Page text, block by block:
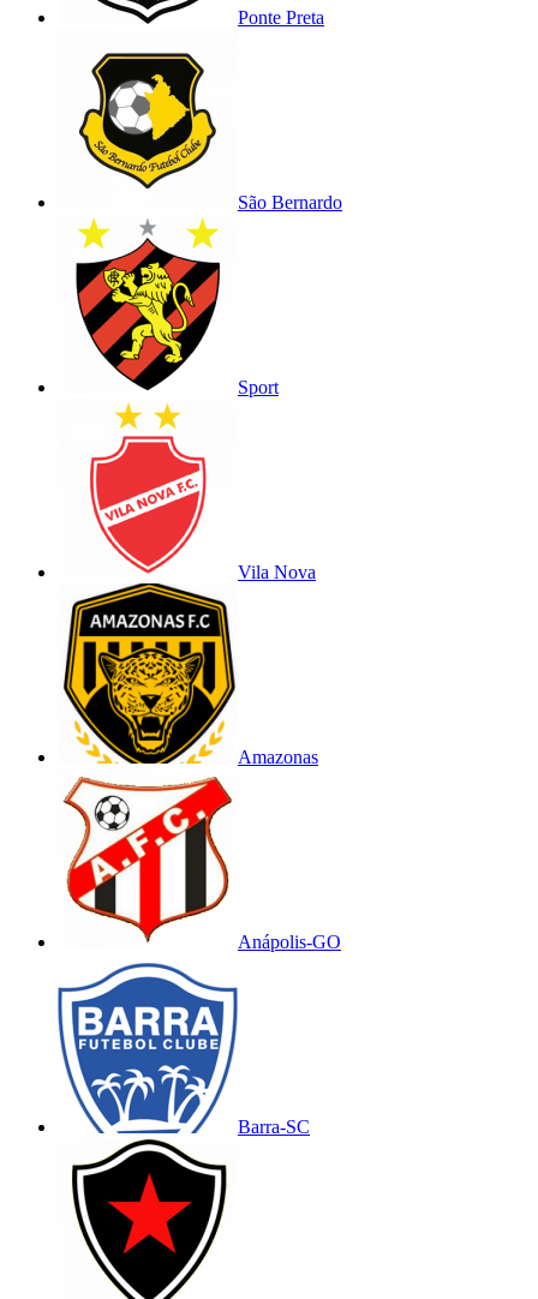
Ponte Preta
São Bernardo
Sport
Vila Nova
Amazonas
Anápolis-GO
Barra-SC